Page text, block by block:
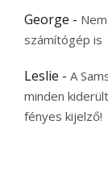
George -
számítógép is
Leslie - A
minden
fényes kijelző!